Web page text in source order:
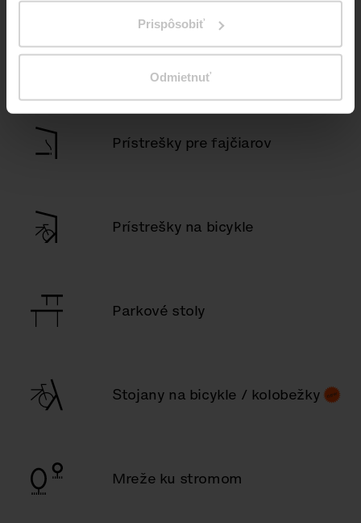
Prispôsobiť
Odmietnuť
Deti
Prístrešky pre fajčiarov
Prístrešky na bicykle
Parkové stoly
Stojany na bicykle / kolobežky
Mreže ku stromom